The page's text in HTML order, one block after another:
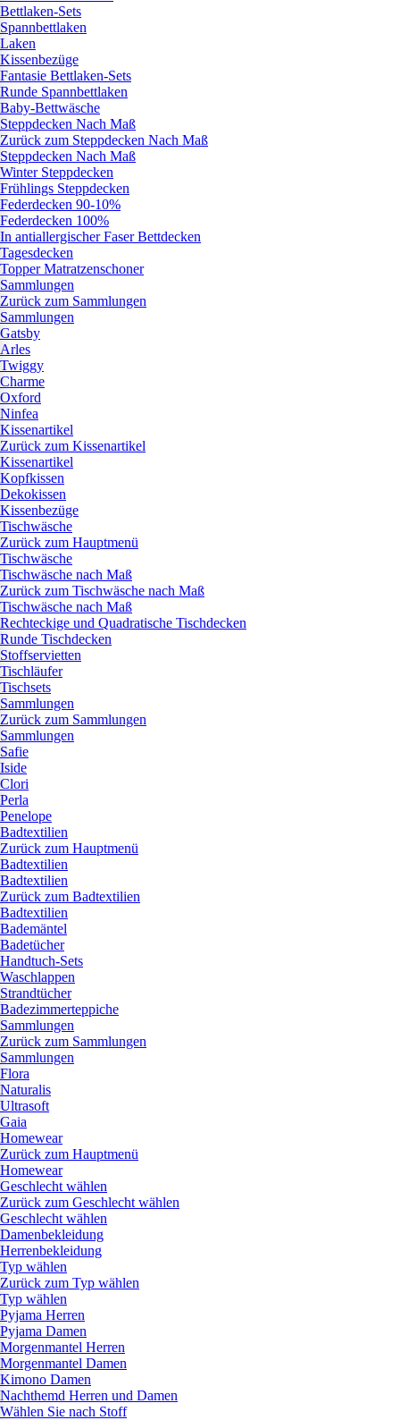
Bettlaken-Sets
Spannbettlaken
Laken
Kissenbezüge
Fantasie Bettlaken-Sets
Runde Spannbettlaken
Baby-Bettwäsche
Steppdecken Nach Maß
Zurück zum Steppdecken Nach Maß
Steppdecken Nach Maß
Winter Steppdecken
Frühlings Steppdecken
Federdecken 90-10%
Federdecken 100%
In antiallergischer Faser Bettdecken
Tagesdecken
Topper Matratzenschoner
Sammlungen
Zurück zum Sammlungen
Sammlungen
Gatsby
Arles
Twiggy
Charme
Oxford
Ninfea
Kissenartikel
Zurück zum Kissenartikel
Kissenartikel
Kopfkissen
Dekokissen
Kissenbezüge
Tischwäsche
Zurück zum Hauptmenü
Tischwäsche
Tischwäsche nach Maß
Zurück zum Tischwäsche nach Maß
Tischwäsche nach Maß
Rechteckige und Quadratische Tischdecken
Runde Tischdecken
Stoffservietten
Tischläufer
Tischsets
Sammlungen
Zurück zum Sammlungen
Sammlungen
Safie
Iside
Clori
Perla
Penelope
Badtextilien
Zurück zum Hauptmenü
Badtextilien
Badtextilien
Zurück zum Badtextilien
Badtextilien
Bademäntel
Badetücher
Handtuch-Sets
Waschlappen
Strandtücher
Badezimmerteppiche
Sammlungen
Zurück zum Sammlungen
Sammlungen
Flora
Naturalis
Ultrasoft
Gaia
Homewear
Zurück zum Hauptmenü
Homewear
Geschlecht wählen
Zurück zum Geschlecht wählen
Geschlecht wählen
Damenbekleidung
Herrenbekleidung
Typ wählen
Zurück zum Typ wählen
Typ wählen
Pyjama Herren
Pyjama Damen
Morgenmantel Herren
Morgenmantel Damen
Kimono Damen
Nachthemd Herren und Damen
Wählen Sie nach Stoff